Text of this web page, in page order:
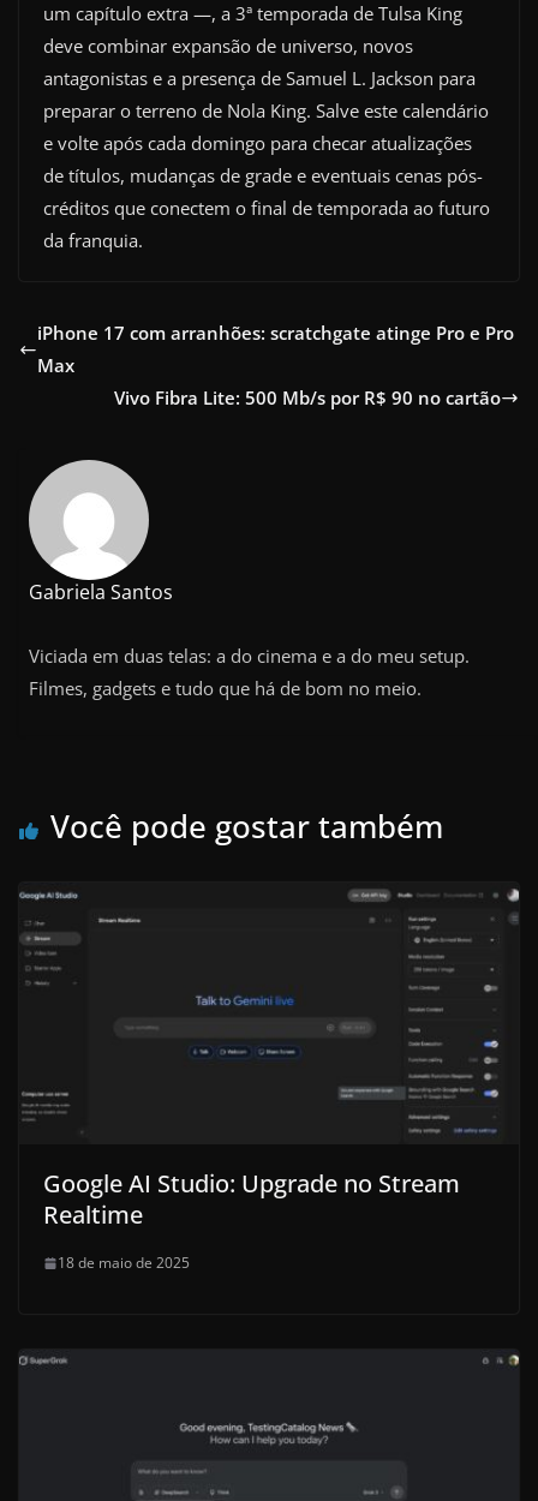
um capítulo extra —, a 3ª temporada de Tulsa King
deve combinar expansão de universo, novos
antagonistas e a presença de Samuel L. Jackson para
preparar o terreno de Nola King. Salve este calendário
e volte após cada domingo para checar atualizações
de títulos, mudanças de grade e eventuais cenas pós-
créditos que conectem o final de temporada ao futuro
da franquia.
iPhone 17 com arranhões: scratchgate atinge Pro e Pro
Max
Vivo Fibra Lite: 500 Mb/s por R$ 90 no cartão
Gabriela Santos
Viciada em duas telas: a do cinema e a do meu setup.
Filmes, gadgets e tudo que há de bom no meio.
Você pode gostar também
Google AI Studio: Upgrade no Stream
Realtime
18 de maio de 2025